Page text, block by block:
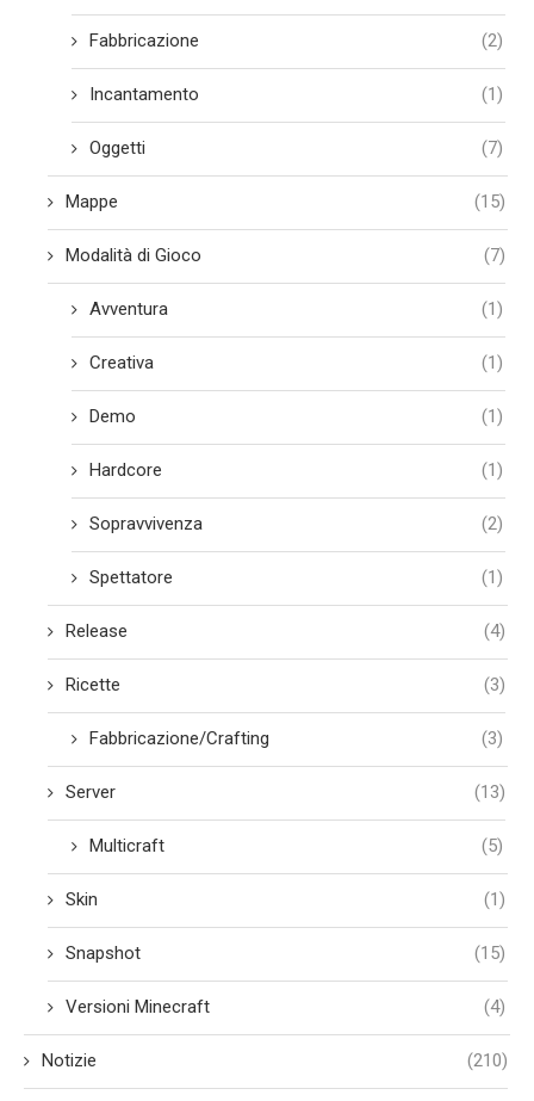
Fabbricazione (2)
Incantamento (1)
Oggetti (7)
Mappe (15)
Modalità di Gioco (7)
Avventura (1)
Creativa (1)
Demo (1)
Hardcore (1)
Sopravvivenza (2)
Spettatore (1)
Release (4)
Ricette (3)
Fabbricazione/Crafting (3)
Server (13)
Multicraft (5)
Skin (1)
Snapshot (15)
Versioni Minecraft (4)
Notizie (210)